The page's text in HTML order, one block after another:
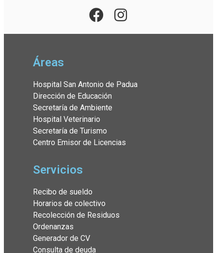
Áreas
Hospital San Antonio de Padua
Dirección de Educación
Secretaría de Ambiente
Hospital Veterinario
Secretaría de Turismo
Centro Emisor de Licencias
Servicios
Recibo de sueldo
Horarios de colectivo
Recolección de Residuos
Ordenanzas
Generador de CV
Consulta de deuda